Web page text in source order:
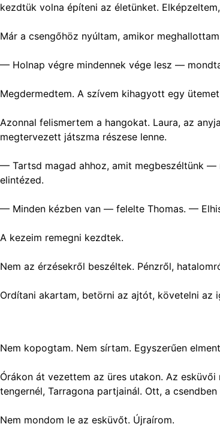
kezdtük volna építeni az életünket.
Már a csengőhöz nyúltam, amikor
— Holnap végre mindennek vége lesz —
Megdermedtem. A szívem kihagyott egy
Azonnal felismertem a hangokat. Laura, az
megtervezett játszma részese lenne.
— Tartsd magad ahhoz, amit megbeszéltünk —
elintézed.
— Minden kézben van — felelte Thomas. —
A kezeim remegni kezdtek.
Nem az érzésekről beszéltek. Pénzről,
Ordítani akartam, betörni az ajtót, követelni az
Nem kopogtam. Nem sírtam. Egyszerűen
Órákon át vezettem az üres utakon. Az
tengernél, Tarragona partjainál. Ott, a
Nem mondom le az esküvőt. Újraírom.